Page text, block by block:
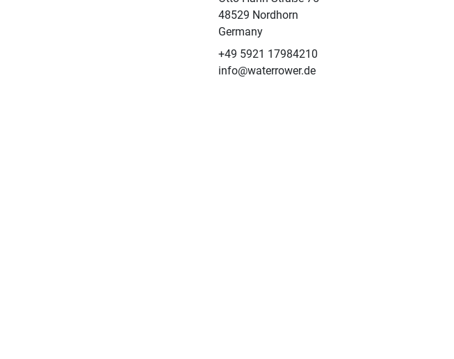
48529 Nordhorn
Germany
+49 5921 17984210
info@waterrower.de